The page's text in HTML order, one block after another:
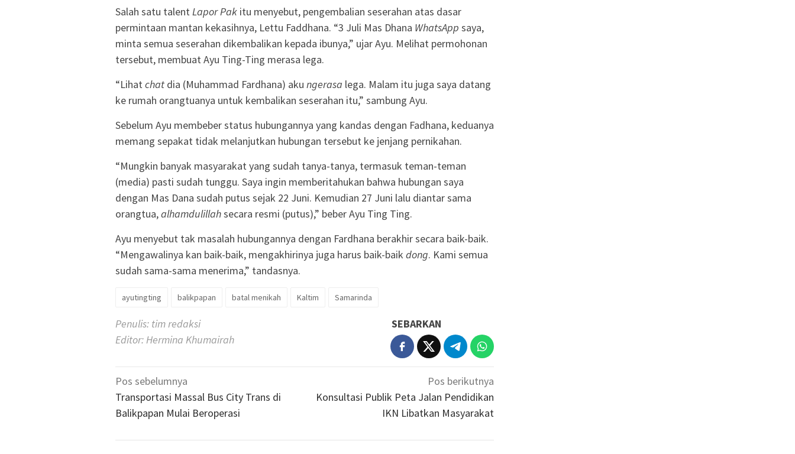
Salah satu talentLapor Pak itu menyebut, pengembalian seserahan atas dasar
permintaan mantan kekasihnya, Lettu Faddhana. “3 Juli Mas Dhana WhatsApp saya,
minta semua seserahan dikembalikan kepada ibunya,” ujar Ayu. Melihat permohonan
tersebut, membuat Ayu Ting-Ting merasa lega.
“Lihatchat dia (Muhammad Fardhana) aku ngerasa lega. Malam itu juga saya datang
ke rumah orangtuanya untuk kembalikan seserahan itu,” sambung Ayu.
Sebelum Ayu membeber status hubungannya yang kandas dengan Fadhana, keduanya
memang sepakat tidak melanjutkan hubungan tersebut ke jenjang pernikahan.
“Mungkin banyak masyarakat yang sudah tanya-tanya, termasuk teman-teman
(media) pasti sudah tunggu. Saya ingin memberitahukan bahwa hubungan saya
dengan Mas Dana sudah putus sejak 22 Juni. Kemudian 27 Juni lalu diantar sama
orangtua,alhamdulillahsecara resmi (putus),” beber Ayu Ting Ting.
Ayu menyebut tak masalah hubungannya dengan Fardhana berakhir secara baik-baik.
“Mengawalinya kan baik-baik, mengakhirinya juga harus baik-baik dong. Kami semua
sudah sama-sama menerima,” tandasnya.
ayutingting balikpapan batal menikah Kaltim Samarinda
Penulis: tim redaksi
Editor: Hermina Khumairah
SEBARKAN
Navigasi
pos
Pos sebelumnya
Transportasi Massal Bus City Trans di
Balikpapan Mulai Beroperasi
Pos berikutnya
Konsultasi Publik Peta Jalan Pendidikan
IKN Libatkan Masyarakat